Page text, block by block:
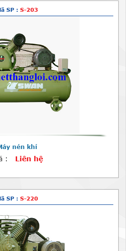
SP : S-203
nén khí
: Liên hệ
SP : S-220